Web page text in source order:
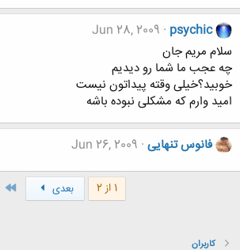
psychic
Jun 28, 2009
سلام مریم جان
چه عجب ما شما رو دیدیم
خوبید؟خیلی وقته پیداتون نیست
امید وارم که مشکلی نبوده باشه
فانوس تنهایی Jun 26, 2009
1 از 2 بعدی
کاربران